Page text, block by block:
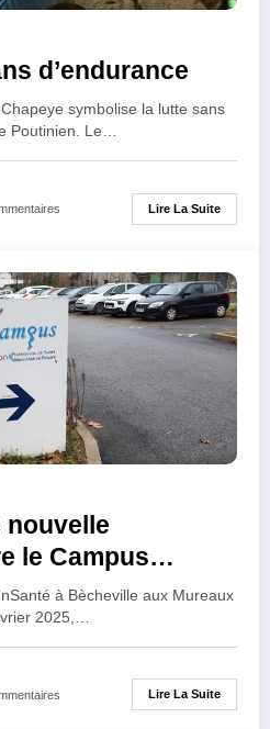
d’endurance
symbolise la lutte sans
Poutinien. Le…
Lire La Suite
nouvelle
le Campus
à Bècheville aux Mureaux
2025,…
Lire La Suite